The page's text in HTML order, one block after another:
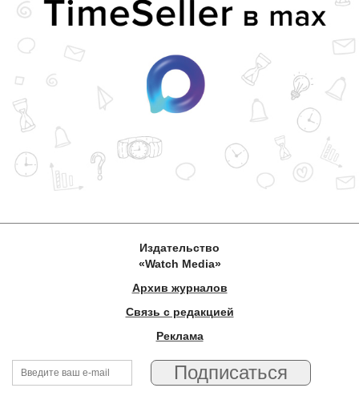
Издательство
«Watch Media»
Архив журналов
Связь с редакцией
Реклама